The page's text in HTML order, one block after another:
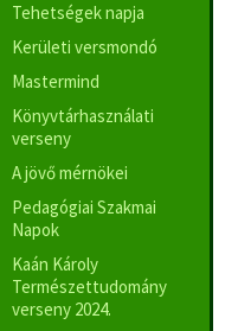
Tehetségek napja
Kerületi versmondó
Mastermind
Könyvtárhasználati
verseny
A jövő mérnökei
Pedagógiai Szakmai
Napok
Kaán Károly
Természettudomány
verseny 2024.